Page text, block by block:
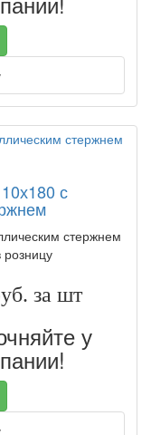
с
стержнем
розницу
за шт
у